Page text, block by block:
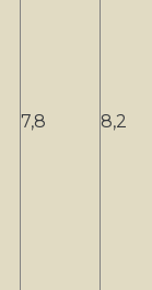
7,8 8,2